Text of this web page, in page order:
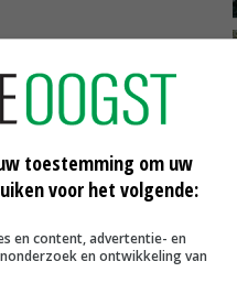
in najaar scoort beste
toestemming om uw
voor het volgende:
en content, advertentie- en
en ontwikkeling van